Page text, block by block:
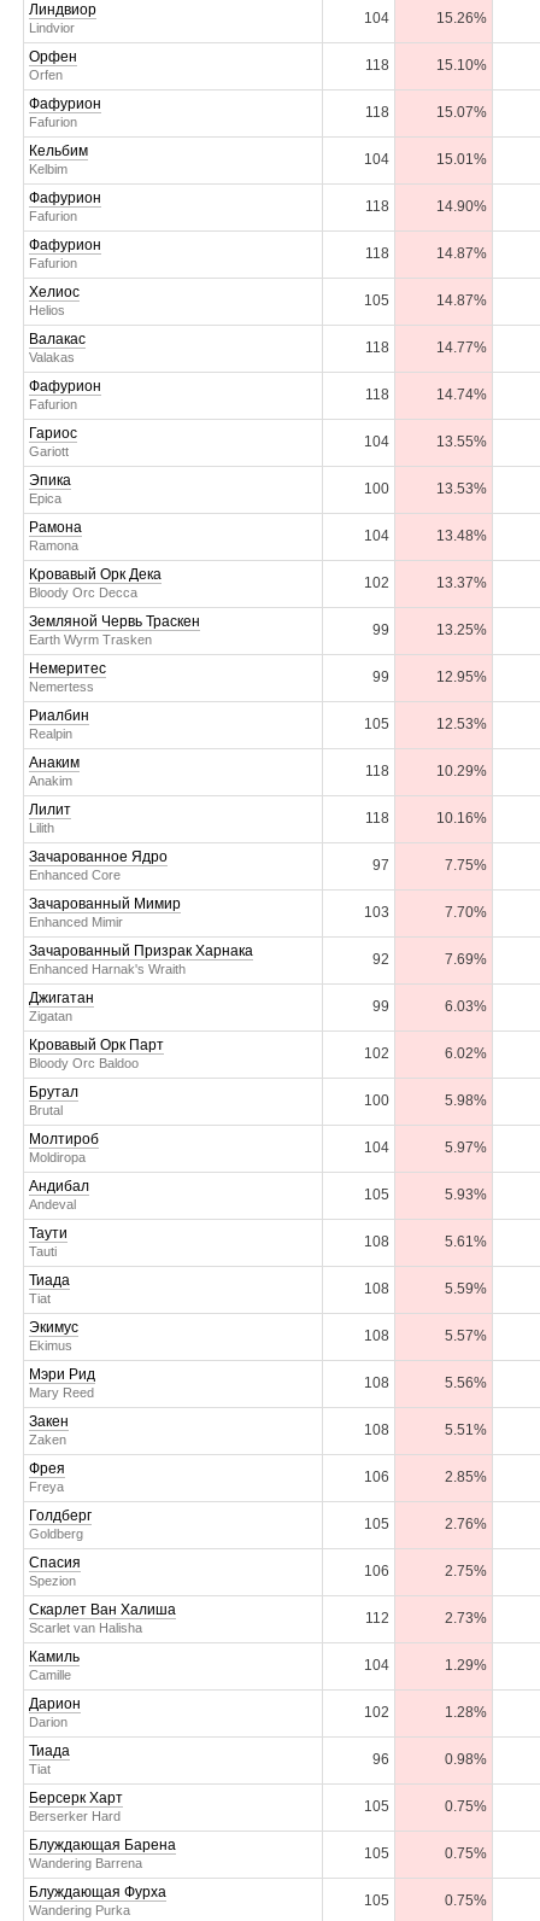
Линдвиор
Lindvior
104 15.26%
Орфен
Orfen
118 15.10%
Фафурион
Fafurion
118 15.07%
Кельбим
Kelbim
104 15.01%
Фафурион
Fafurion
118 14.90%
Фафурион
Fafurion
118 14.87%
Хелиос
Helios
105 14.87%
Валакас
Valakas
118 14.77%
Фафурион
Fafurion
118 14.74%
Гариос
Gariott
104 13.55%
Эпика
Epica
100 13.53%
Рамона
Ramona
104 13.48%
Кровавый Орк Дека
Bloody Orc Decca
102 13.37%
Земляной Червь Траскен
Earth Wyrm Trasken
99 13.25%
Немеритес
Nemertess
99 12.95%
Риалбин
Realpin
105 12.53%
Анаким
Anakim
118 10.29%
Лилит
Lilith
118 10.16%
Зачарованное Ядро
Enhanced Core
97 7.75%
Зачарованный Мимир
Enhanced Mimir
103 7.70%
Зачарованный Призрак Харнака
Enhanced Harnak's Wraith
92 7.69%
Джигатан
Zigatan
99 6.03%
Кровавый Орк Парт
Bloody Orc Baldoo
102 6.02%
Брутал
Brutal
100 5.98%
Молтироб
Moldiropa
104 5.97%
Андибал
Andeval
105 5.93%
Таути
Tauti
108 5.61%
Тиада
Tiat
108 5.59%
Экимус
Ekimus
108 5.57%
Мэри Рид
Mary Reed
108 5.56%
Закен
Zaken
108 5.51%
Фрея
Freya
106 2.85%
Голдберг
Goldberg
105 2.76%
Спасия
Spezion
106 2.75%
Скарлет Ван Халиша
Scarlet van Halisha
112 2.73%
Камиль
Camille
104 1.29%
Дарион
Darion
102 1.28%
Тиада
Tiat
96 0.98%
Берсерк Харт
Berserker Hard
105 0.75%
Блуждающая Барена
Wandering Barrena
105 0.75%
Блуждающая Фурха
Wandering Purka
105 0.75%